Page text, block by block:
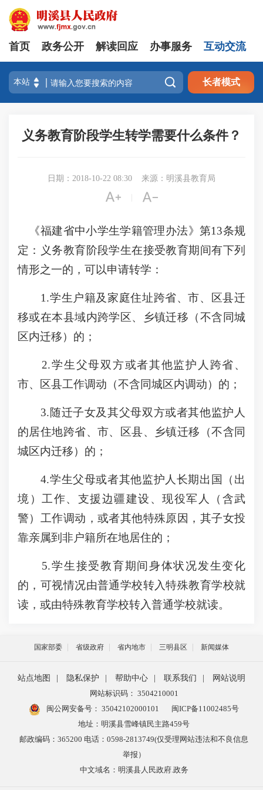
首页 政务公开 解读回应 办事服务 互动交流
 长者模式
义务教育阶段学生转学需要什么条件？
日期：2018-10-22 08:30 来源：明溪县教育局
 
《福建省中小学生学籍管理办法》第13条规
定：义务教育阶段学生在接受教育期间有下列
情形之一的，可以申请转学：
1.学生户籍及家庭住址跨省、市、区县迁
移或在本县域内跨学区、乡镇迁移（不含同城
区内迁移）的；
2.学生父母双方或者其他监护人跨省、
市、区县工作调动（不含同城区内调动）的；
3.随迁子女及其父母双方或者其他监护人
的居住地跨省、市、区县、乡镇迁移（不含同
城区内迁移）的；
4.学生父母或者其他监护人长期出国（出
境）工作、支援边疆建设、现役军人（含武
警）工作调动，或者其他特殊原因，其子女投
靠亲属到非户籍所在地居住的；
5.学生接受教育期间身体状况发生变化
的，可视情况由普通学校转入特殊教育学校就
读，或由特殊教育学校转入普通学校就读。
国家部委 省级政府 省内地市 三明县区 新闻媒体
站点地图 隐私保护 帮助中心 联系我们
网站说明
网站标识码： 3504210001
闽公网安备号： 35042102000101
闽ICP备11002485号
地址：明溪县雪峰镇民主路459号
邮政编码：365200 电话：0598-2813749(仅受理网站违法和不良信息
举报）
中文域名：明溪县人民政府.政务